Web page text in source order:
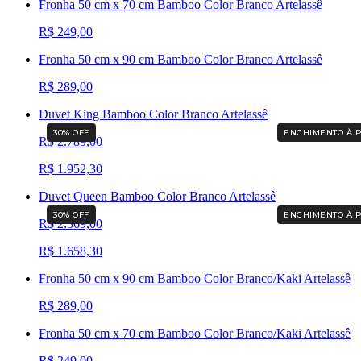
Fronha 50 cm x 70 cm Bamboo Color Branco Artelassê
R$ 249,00
Fronha 50 cm x 90 cm Bamboo Color Branco Artelassê
R$ 289,00
30% OFF ENCHIMENTO À
Duvet King Bamboo Color Branco Artelassê
R$ 2.789,00
R$ 1.952,30
30% OFF ENCHIMENTO À
Duvet Queen Bamboo Color Branco Artelassê
R$ 2.369,00
R$ 1.658,30
Fronha 50 cm x 90 cm Bamboo Color Branco/Kaki Artelassê
R$ 289,00
Fronha 50 cm x 70 cm Bamboo Color Branco/Kaki Artelassê